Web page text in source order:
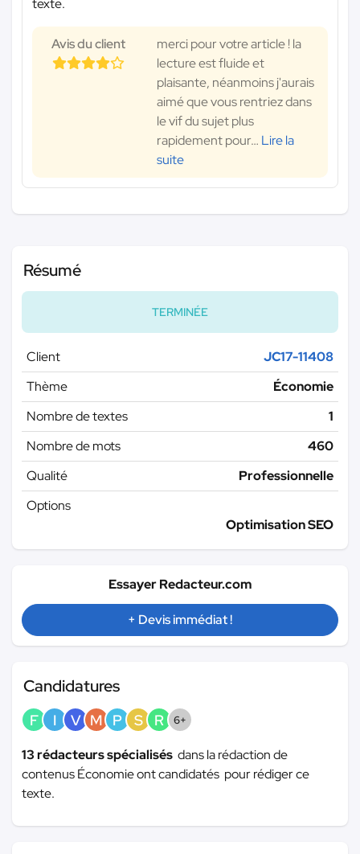
Avis du client
merci pour votre article ! la
lecture est fluide et
plaisante, néanmoins j'aurais
aimé que vous rentriez dans
le vif du sujet plus
rapidement pour… Lire la
suite
Résumé
TERMINÉE
Client
JC17-11408
Thème
Économie
Nombre de textes
1
Nombre de mots
460
Qualité
Professionnelle
Options
Optimisation SEO
Essayer Redacteur.com
+ Devis immédiat !
Candidatures
F I V M P S R 6+
13 rédacteurs spécialisés dans la rédaction de
contenus Économie ont candidatés pour rédiger ce
texte.